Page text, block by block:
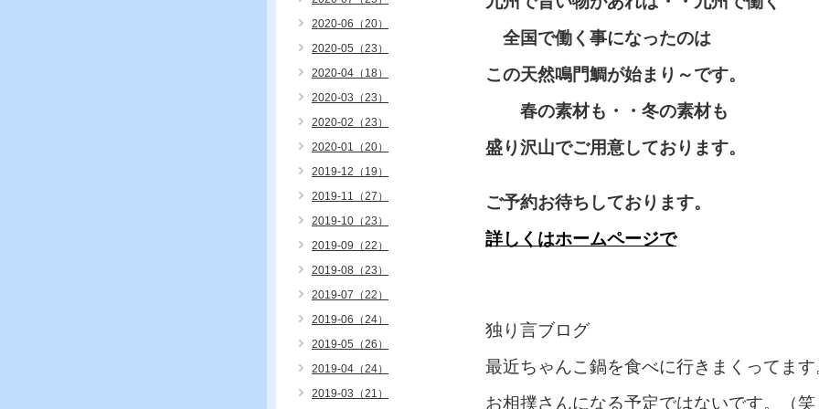
全国で働く事になったのは
この天然鳴門鯛が始まり～です。
春の素材も・・冬の素材も
盛り沢山でご用意しております。
ご予約お待ちしております。
詳しくはホームページで
独り言ブログ
最近ちゃんこ鍋を食べに行きまくってます
お相撲さんになる予定ではないです。（笑
2020-06（20）
2020-05（23）
2020-04（18）
2020-03（23）
2020-02（23）
2020-01（20）
2019-12（19）
2019-11（27）
2019-10（23）
2019-09（22）
2019-08（23）
2019-07（22）
2019-06（24）
2019-05（26）
2019-04（24）
2019-03（21）